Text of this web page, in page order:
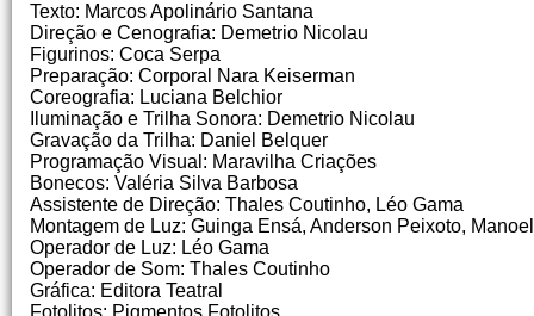
Texto: Marcos Apolinário Santana
Direção e Cenografia: Demetrio Nicolau
Figurinos: Coca Serpa
Preparação: Corporal Nara Keiserman
Coreografia: Luciana Belchior
Iluminação e Trilha Sonora: Demetrio Nicolau
Gravação da Trilha: Daniel Belquer
Programação Visual: Maravilha Criações
Bonecos: Valéria Silva Barbosa
Assistente de Direção: Thales Coutinho, Léo Gama
Montagem de Luz: Guinga Ensá, Anderson Peixoto, Manoel
Operador de Luz: Léo Gama
Operador de Som: Thales Coutinho
Gráfica: Editora Teatral